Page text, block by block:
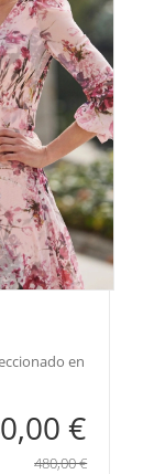
en
€
480,00 €